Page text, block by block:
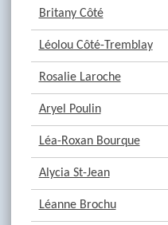
Britany Côté
Léolou Côté-Tremblay
Rosalie Laroche
Aryel Poulin
Léa-Roxan Bourque
Alycia St-Jean
Léanne Brochu